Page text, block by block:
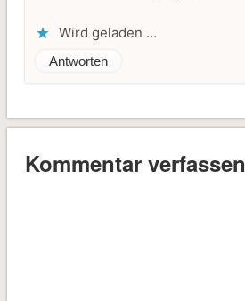
Wird geladen …
Antworten
Kommentar verfassen